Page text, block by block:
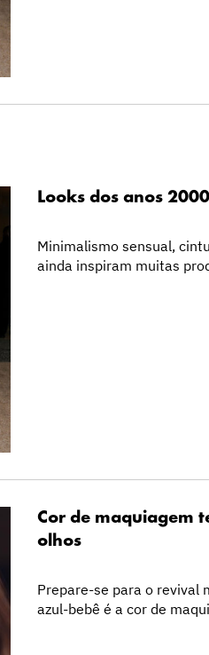
Looks dos anos
Minimalismo sensual,
ainda inspiram muitas
Cor de maquiagem
olhos
Prepare-se para o revival
azul-bebê é a cor de